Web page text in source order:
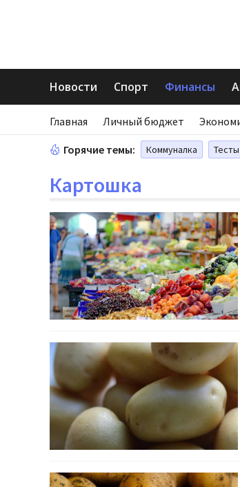
Новости Спорт Финансы
Главная Личный бюджет
Горячие темы: Коммуналка
Картошка